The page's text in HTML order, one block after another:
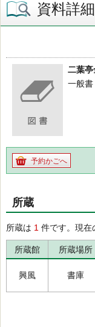
資料詳細
二葉
一般
予約かごへ
所蔵
所蔵は 1 件です。現在
所蔵館 所蔵場所
興風 書庫